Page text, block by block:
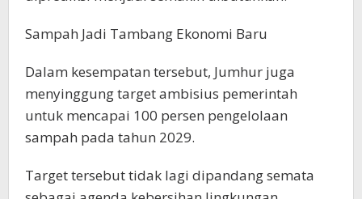
Sampah Jadi Tambang Ekonomi Baru
Dalam kesempatan tersebut, Jumhur juga
menyinggung target ambisius pemerintah
untuk mencapai 100 persen pengelolaan
sampah pada tahun 2029.
Target tersebut tidak lagi dipandang semata